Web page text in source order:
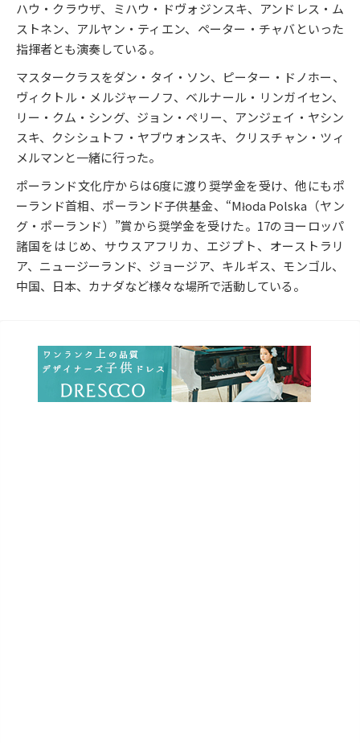
ハウ・クラウザ、ミハウ・ドヴォジンスキ、アンドレス・ム
ストネン、アルヤン・ティエン、ペーター・チャバといった
指揮者とも演奏している。
マスタークラスをダン・タイ・ソン、ピーター・ドノホー、
ヴィクトル・メルジャーノフ、ベルナール・リンガイセン、
リー・クム・シング、ジョン・ペリー、アンジェイ・ヤシン
スキ、クシシュトフ・ヤブウォンスキ、クリスチャン・ツィ
メルマンと一緒に行った。
ポーランド文化庁からは6度に渡り奨学金を受け、他にもポ
ーランド首相、ポーランド子供基金、“Młoda Polska（ヤン
グ・ポーランド）”賞から奨学金を受けた。17のヨーロッパ
諸国をはじめ、サウスアフリカ、エジプト、オーストラリ
ア、ニュージーランド、ジョージア、キルギス、モンゴル、
中国、日本、カナダなど様々な場所で活動している。